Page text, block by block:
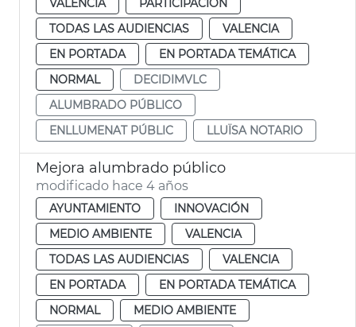
TODAS LAS AUDIENCIAS
VALENCIA
EN PORTADA
EN PORTADA TEMÁTICA
NORMAL
DECIDIMVLC
ALUMBRADO PÚBLICO
ENLLUMENAT PÚBLIC
LLUÏSA NOTARIO
Mejora alumbrado público
modificado hace 4 años
AYUNTAMIENTO
INNOVACIÓN
MEDIO AMBIENTE
VALENCIA
TODAS LAS AUDIENCIAS
VALENCIA
EN PORTADA
EN PORTADA TEMÁTICA
NORMAL
MEDIO AMBIENTE